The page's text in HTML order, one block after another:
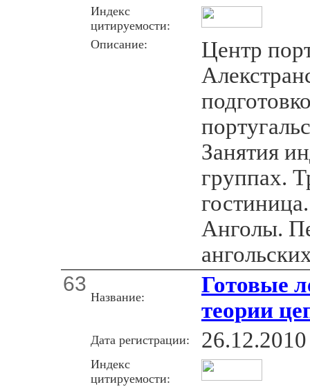
Индекс
цитируемости:
Описание:
Центр
Занятия
группах.
Анголы.
63
Название:
Готовые
теории
Дата регистрации: 26.12.2010
Индекс
цитируемости: